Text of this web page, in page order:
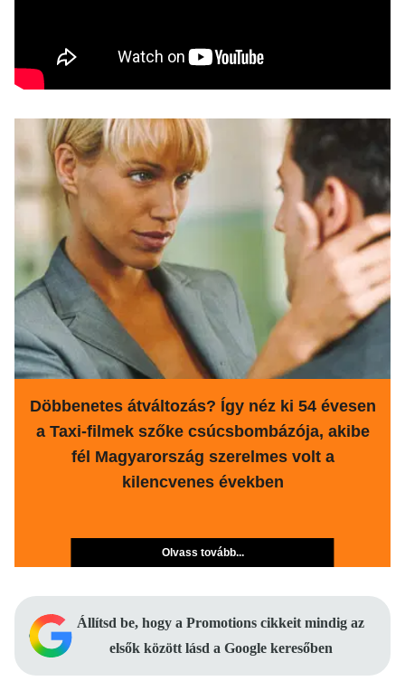
Döbbenetes átváltozás? Így néz ki 54 évesen
a Taxi-filmek szőke csúcsbombázója, akibe
fél Magyarország szerelmes volt a
kilencvenes években
Olvass tovább...
Állítsd be, hogy a Promotions cikkeit mindig az
elsők között lásd a Google keresőben